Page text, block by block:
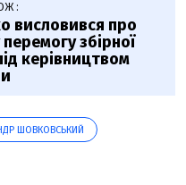
:
висловився про
збірної
керівництвом
ШОВКОВСЬКИЙ